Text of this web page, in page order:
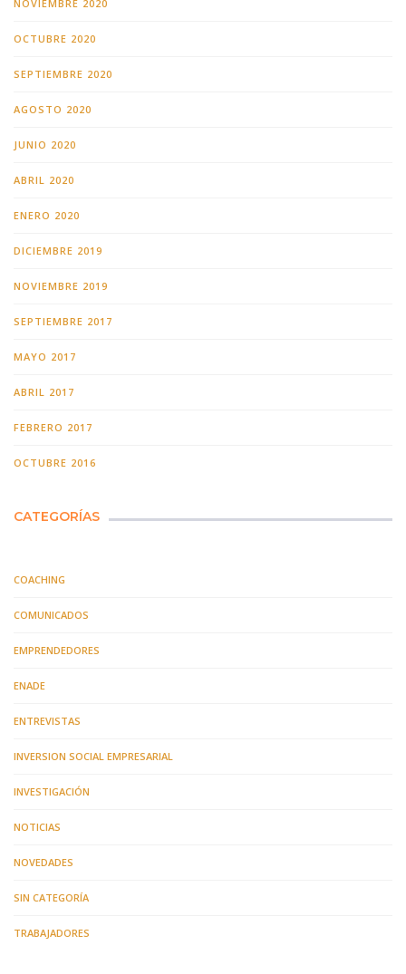
NOVIEMBRE 2020
OCTUBRE 2020
SEPTIEMBRE 2020
AGOSTO 2020
JUNIO 2020
ABRIL 2020
ENERO 2020
DICIEMBRE 2019
NOVIEMBRE 2019
SEPTIEMBRE 2017
MAYO 2017
ABRIL 2017
FEBRERO 2017
OCTUBRE 2016
CATEGORÍAS
COACHING
COMUNICADOS
EMPRENDEDORES
ENADE
ENTREVISTAS
INVERSION SOCIAL EMPRESARIAL
INVESTIGACIÓN
NOTICIAS
NOVEDADES
SIN CATEGORÍA
TRABAJADORES